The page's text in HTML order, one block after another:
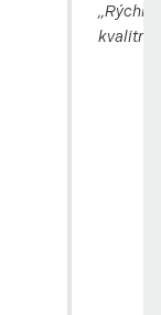
„Rýchle
kvalitný"